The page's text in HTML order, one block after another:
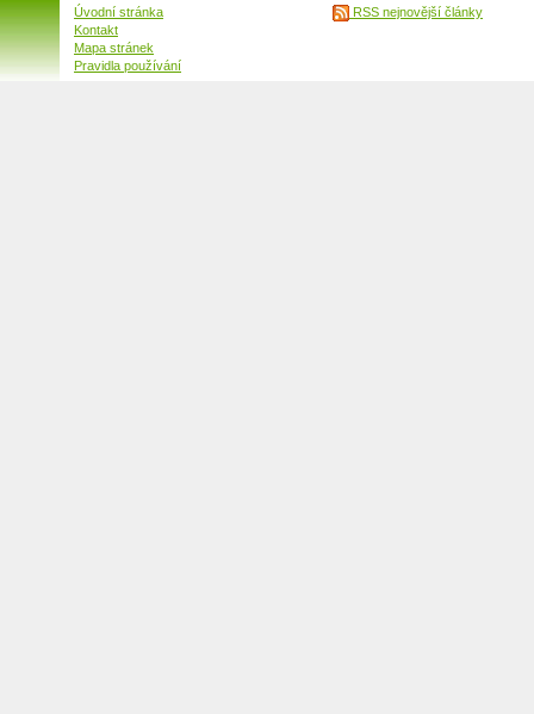
Úvodní stránka
Kontakt
Mapa stránek
Pravidla používání
RSS nejnovější články